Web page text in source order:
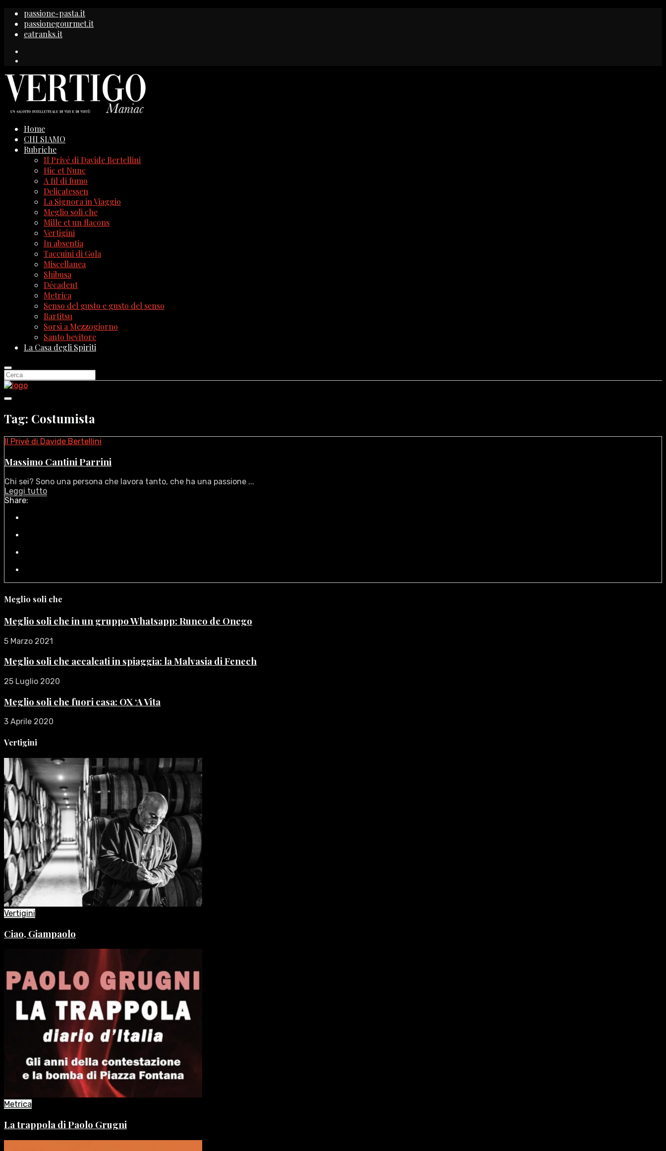
passione-pasta.it
passionegourmet.it
eatranks.it
Home
CHI SIAMO
Rubriche
Il Privé di Davide Bertellini
Hic et Nunc
A fil di fumo
Delicatessen
La Signora in Viaggio
Meglio soli che
Mille et un flacons
Vertigini
In absentia
Taccuini di Gola
Miscellanea
Shibusa
Décadent
Metrica
Senso del gusto e gusto del senso
Bartitsu
Sorsi a Mezzogiorno
Santo bevitore
La Casa degli Spiriti
Tag: Costumista
Il Privé di Davide Bertellini
Massimo Cantini Parrini
Chi sei? Sono una persona che lavora tanto, che ha una passione ...
Leggi tutto
Share:
Meglio soli che
Meglio soli che in un gruppo Whatsapp: Runco de Onego
5 Marzo 2021
Meglio soli che accalcati in spiaggia: la Malvasia di Fenech
25 Luglio 2020
Meglio soli che fuori casa: OX ‘A Vita
3 Aprile 2020
Vertigini
Vertigini
Ciao, Giampaolo
Metrica
La trappola di Paolo Grugni